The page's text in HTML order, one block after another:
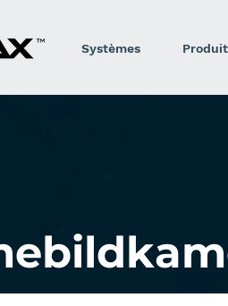
Systèmes